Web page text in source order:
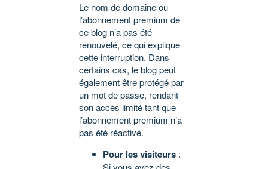
Le nom de domaine ou
l’abonnement premium de
ce blog n’a pas été
renouvelé, ce qui explique
cette interruption. Dans
certains cas, le blog peut
également être protégé par
un mot de passe, rendant
son accès limité tant que
l’abonnement premium n’a
pas été réactivé.
Pour les visiteurs :